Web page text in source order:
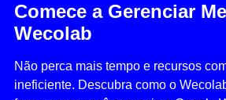
Comece a Gerenciar
Wecolab
Não perca mais tempo e recursos
ineficiente. Descubra como o